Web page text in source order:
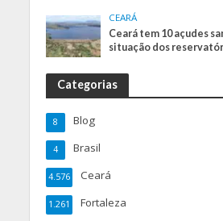
CEARÁ
Ceará tem 10 açudes
situação dos
Categorias
Blog
8
Brasil
4
Ceará
4.576
Fortaleza
1.261